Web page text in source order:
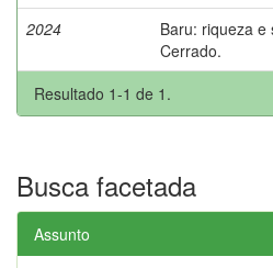
2024
Baru: riqueza e
Cerrado.
Resultado 1-1 de 1.
Busca facetada
Assunto